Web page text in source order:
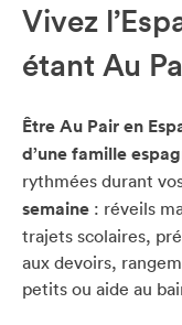
Vivez
étant Au
Être Au Pair en
d’une famille
rythmées durant
semaine : réveils
trajets scolaires,
aux devoirs,
petits ou aide au